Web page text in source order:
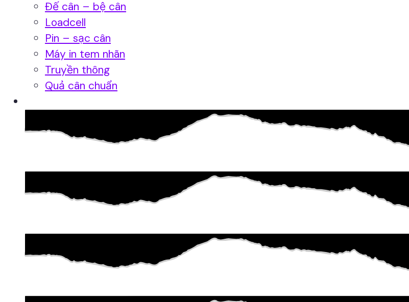
Đế cân – bệ cân
Loadcell
Pin – sạc cân
Máy in tem nhãn
Truyền thông
Quả cân chuẩn